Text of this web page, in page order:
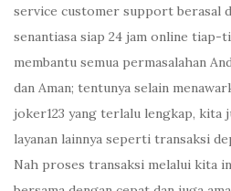
service customer support berasal
senantiasa siap 24 jam online tiap-
membantu semua permasalahan
dan Aman; tentunya selain
joker123 yang terlalu lengkap, kita
layanan lainnya seperti transaksi
Nah proses transaksi melalui kita